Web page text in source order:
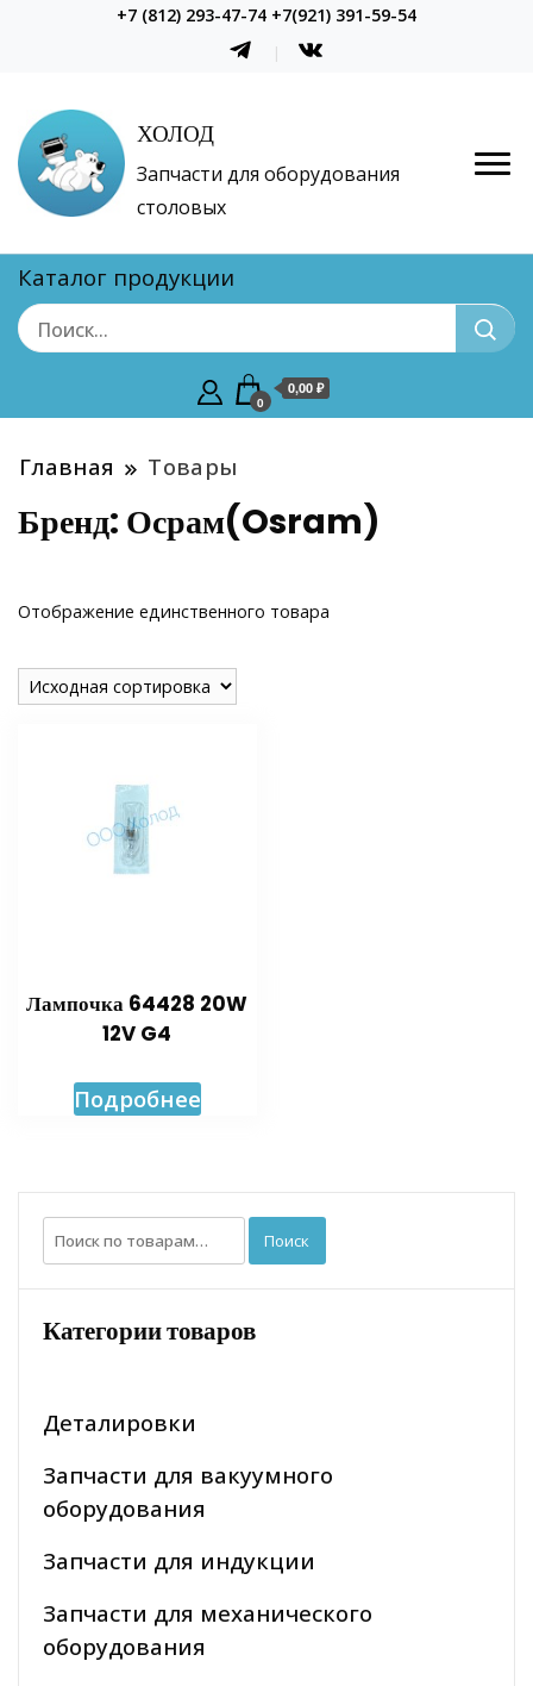
+7 (812) 293-47-74 +7(921) 391-59-54
ХОЛОД
Запчасти для оборудования
столовых
Каталог продукции
0
0,00 ₽
Главная Товары
Бренд: Осрам(Osram)
Отображение единственного товара
Лампочка 64428 20W
12V G4
Подробнее
Искать: Поиск
Категории товаров
Деталировки
Запчасти для вакуумного
оборудования
Запчасти для индукции
Запчасти для механического
оборудования